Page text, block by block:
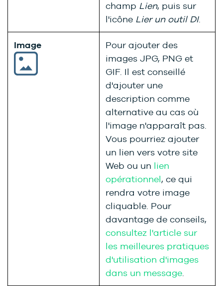
champ Lien, puis sur
l'icône Lier un outil DI.
Image
Pour ajouter des
images JPG, PNG et
GIF. Il est conseillé
d'ajouter une
description comme
alternative au cas où
l'image n'apparaît pas.
Vous pourriez ajouter
un lien vers votre site
Web ou un lien
opérationnel, ce qui
rendra votre image
cliquable. Pour
davantage de conseils,
consultez l'article sur
les meilleures pratiques
d'utilisation d'images
dans un message.